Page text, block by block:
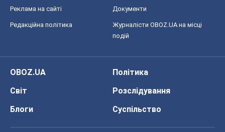
Реклама на сайті Документи
Редакційна політика
Журналісти OBOZ.UA на місці
подій
OBOZ.UA
Політика
Світ
Розслідування
Блоги
Суспільство